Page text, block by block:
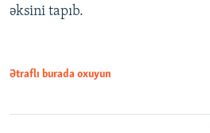
əksini tapıb.
Ətraflı burada oxuyun